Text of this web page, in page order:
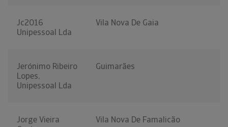
Jc2016
Unipessoal Lda
Vila Nova De Gaia
Jerónimo Ribeiro
Lopes,
Unipessoal Lda
Guimarães
Jorge Vieira
Vila Nova De Famalicão